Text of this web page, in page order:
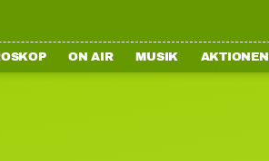
ON AIR MUSIK AKTIONEN